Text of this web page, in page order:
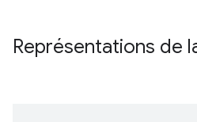
Représentations de